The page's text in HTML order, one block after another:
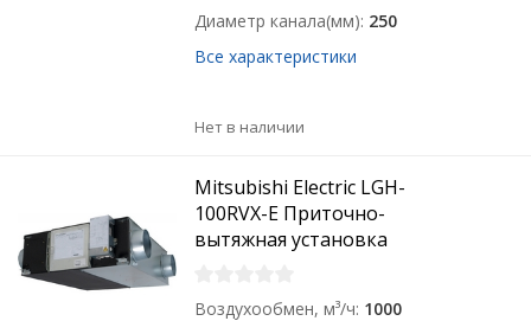
Диаметр канала(мм) 250
Все характеристики
Нет в наличии
Mitsubishi Electric LGH-
100RVX-E Приточно-
вытяжная установка
Воздухообмен, м³/ч 1000